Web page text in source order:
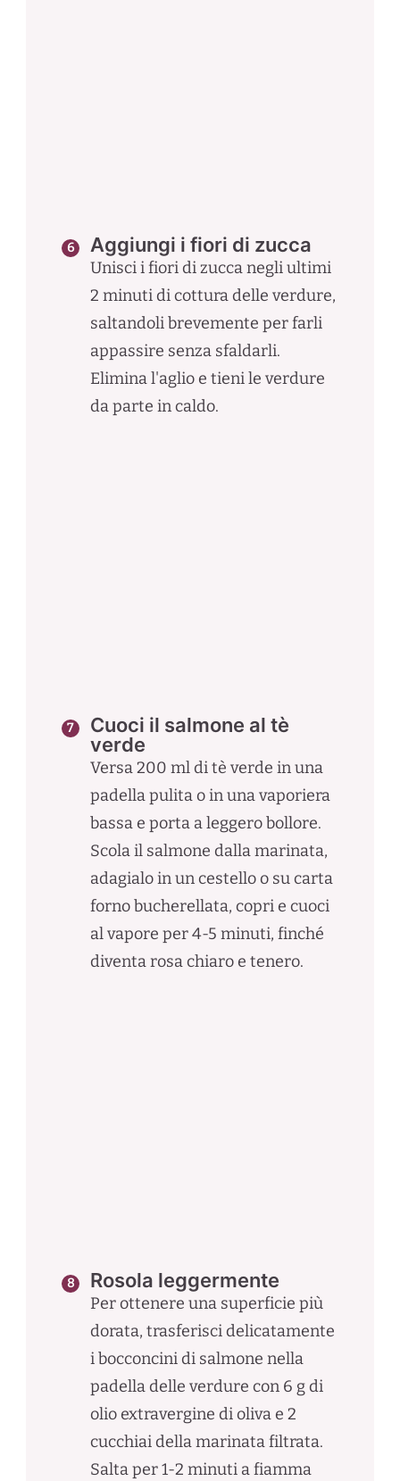
Aggiungi i fiori di zucca
Unisci i fiori di zucca negli ultimi
2 minuti di cottura delle verdure,
saltandoli brevemente per farli
appassire senza sfaldarli.
Elimina l'aglio e tieni le verdure
da parte in caldo.
Cuoci il salmone al tè
verde
Versa 200 ml di tè verde in una
padella pulita o in una vaporiera
bassa e porta a leggero bollore.
Scola il salmone dalla marinata,
adagialo in un cestello o su carta
forno bucherellata, copri e cuoci
al vapore per 4-5 minuti, finché
diventa rosa chiaro e tenero.
Rosola leggermente
Per ottenere una superficie più
dorata, trasferisci delicatamente
i bocconcini di salmone nella
padella delle verdure con 6 g di
olio extravergine di oliva e 2
cucchiai della marinata filtrata.
Salta per 1-2 minuti a fiamma